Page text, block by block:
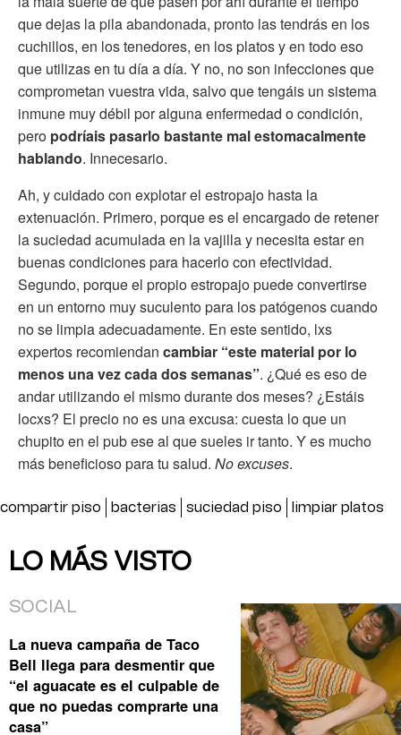
que dejas la pila abandonada, pronto las tendrás en los
cuchillos, en los tenedores, en los platos y en todo eso
que utilizas en tu día a día. Y no, no son infecciones que
comprometan vuestra vida, salvo que tengáis un sistema
inmune muy débil por alguna enfermedad o condición,
pero podríais pasarlo bastante mal estomacalmente
hablando. Innecesario.
Ah, y cuidado con explotar el estropajo hasta la
extenuación. Primero, porque es el encargado de retener
la suciedad acumulada en la vajilla y necesita estar en
buenas condiciones para hacerlo con efectividad.
Segundo, porque el propio estropajo puede convertirse
en un entorno muy suculento para los patógenos cuando
no se limpia adecuadamente. En este sentido, lxs
expertos recomiendan cambiar “este material por lo
menos una vez cada dos semanas”. ¿Qué es eso de
andar utilizando el mismo durante dos meses? ¿Estáis
locxs? El precio no es una excusa: cuesta lo que un
chupito en el pub ese al que sueles ir tanto. Y es mucho
más beneficioso para tu salud. No excuses.
compartir piso bacterias suciedad piso limpiar platos
LO MÁS VISTO
SOCIAL
La nueva campaña de Taco
Bell llega para desmentir que
“el aguacate es el culpable de
que no puedas comprarte una
casa”